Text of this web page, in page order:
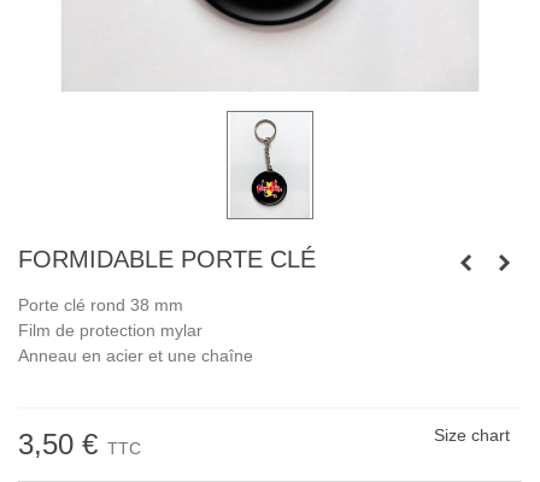
FORMIDABLE PORTE CLÉ
Porte clé rond 38 mm
Film de protection mylar
Anneau en acier et une chaîne
3,50 € TTC
Size chart